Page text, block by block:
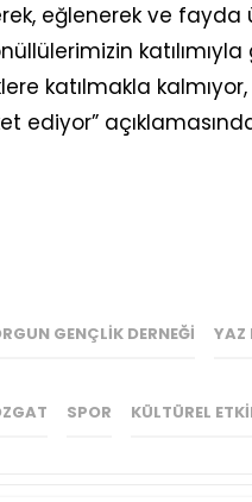
eğlenerek ve
katılmakla
ediyor”
GENÇLIK DERNEĞI YAZ
SPOR KÜLTÜREL